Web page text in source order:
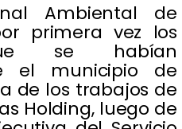
Ambiental de
primera vez los
se habían
el municipio de
de los trabajos de
Holding, luego de